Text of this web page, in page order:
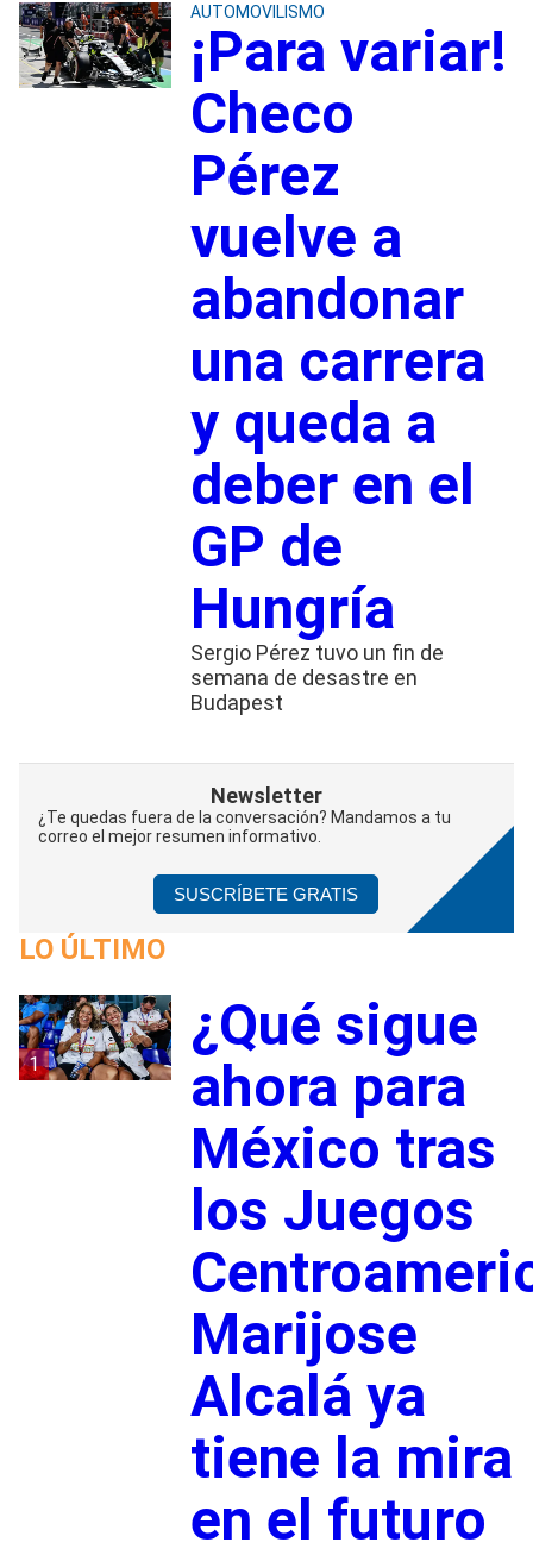
AUTOMOVILISMO
¡Para variar!
Checo
Pérez
vuelve a
abandonar
una carrera
y queda a
deber en el
GP de
Hungría
Sergio Pérez tuvo un fin de
semana de desastre en
Budapest
Newsletter
¿Te quedas fuera de la conversación? Mandamos a tu
correo el mejor resumen informativo.
SUSCRÍBETE GRATIS
LO ÚLTIMO
1
¿Qué sigue
ahora para
México tras
los Juegos
Marijose
Alcalá ya
tiene la mira
en el futuro